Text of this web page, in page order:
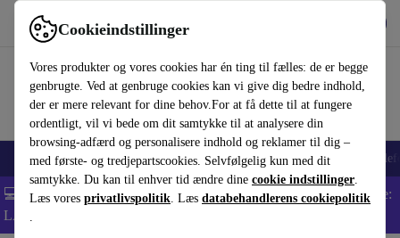
Cookieindstillinger
Vores produkter og vores cookies har én ting til fælles: de er begge
genbrugte. Ved at genbruge cookies kan vi give dig bedre indhold,
der er mere relevant for dine behov.For at få dette til at fungere
ordentligt, vil vi bede om dit samtykke til at analysere din
browsing-adfærd og personalisere indhold og reklamer til dig –
med første- og tredjepartscookies. Selvfølgelig kun med dit
samtykke. Du kan til enhver tid ændre dine cookie indstillinger.
Læs vores privatlivspolitik. Læs databehandlerens cookiepolitik
.
Brug refurbed hurtigt og nemt
Smartphones Bærbare Tablets Smartwatches Tilbehør
💻 Ekstra 5% rabat på alle MacBooks og bærbare computere - Kode:
LAPTOP5 -